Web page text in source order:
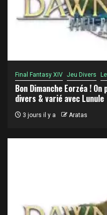
Final Fantasy XIV Jeu Divers
Bon Dimanche Eorzéa !
divers & varié avec Lunule
3 jours il y a Aratas